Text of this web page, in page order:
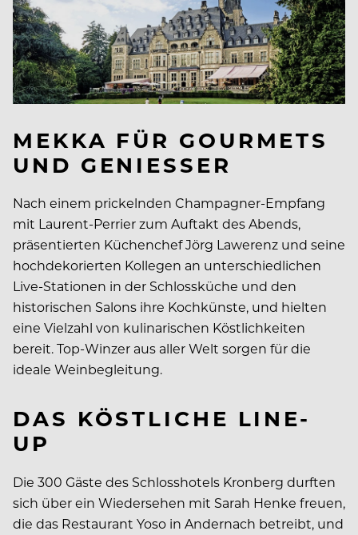
MEKKA FÜR GOURMETS
UND GENIESSER
Nach einem prickelnden Champagner-Empfang
mit Laurent-Perrier zum Auftakt des Abends,
präsentierten Küchenchef Jörg Lawerenz und seine
hochdekorierten Kollegen an unterschiedlichen
Live-Stationen in der Schlossküche und den
historischen Salons ihre Kochkünste, und hielten
eine Vielzahl von kulinarischen Köstlichkeiten
bereit. Top-Winzer aus aller Welt sorgen für die
ideale Weinbegleitung.
DAS KÖSTLICHE LINE-
UP
Die 300 Gäste des Schlosshotels Kronberg durften
sich über ein Wiedersehen mit Sarah Henke freuen,
die das Restaurant Yoso in Andernach betreibt, und